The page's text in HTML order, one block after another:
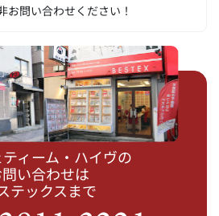
お問い合わせください！
ィーム・ハイヴの
問い合わせは
テックスまで